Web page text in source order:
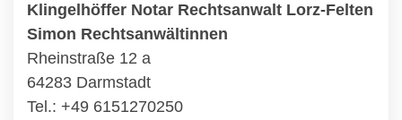
Klingelhöffer Notar Rechtsanwalt Lorz-Felten
Simon Rechtsanwältinnen
Rheinstraße 12 a
64283 Darmstadt
Tel.: +49 6151270250